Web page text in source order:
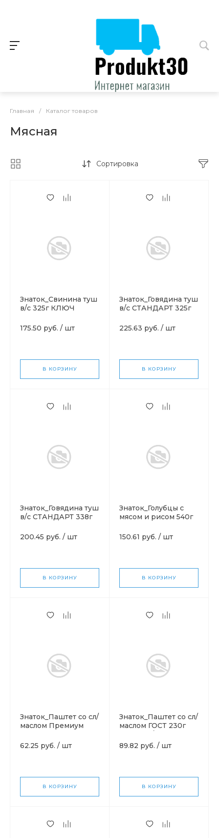
Главная / Каталог товаров
Мясная
Сортировка
Знаток_Свинина туш
в/с 325г КЛЮЧ
175.50 руб. / шт
В КОРЗИНУ
Знаток_Говядина туш
в/с СТАНДАРТ 325г
225.63 руб. / шт
В КОРЗИНУ
Знаток_Говядина туш
в/с СТАНДАРТ 338г
200.45 руб. / шт
В КОРЗИНУ
Знаток_Голубцы с
мясом и рисом 540г
150.61 руб. / шт
В КОРЗИНУ
Знаток_Паштет со сл/
маслом Премиум
62.25 руб. / шт
В КОРЗИНУ
Знаток_Паштет со сл/
маслом ГОСТ 230г
89.82 руб. / шт
В КОРЗИНУ